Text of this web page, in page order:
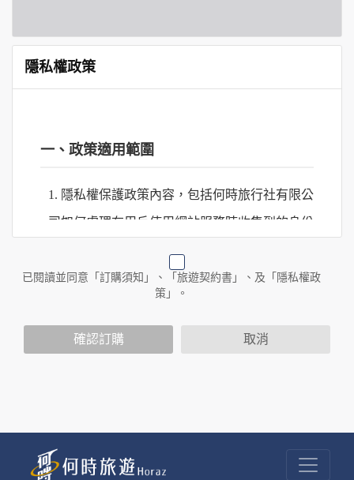
隱私權政策
一、政策適用範圍
1. 隱私權保護政策內容，包括何時旅行社有限公
司如何處理在用戶使用網站服務時收集到的身份
份識別資料。
以外的公司 or 網站群，與非何時旅行社有限公
提供的個人資訊，這些廣告廠商或連結網站有其
已閱讀並同意「訂購須知」、「旅遊契約書」、及「隱私權政
策」。
確認訂購 取消